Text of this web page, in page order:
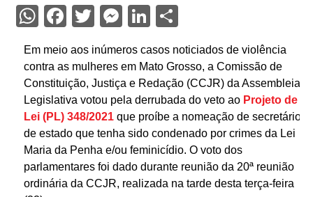
WhatsApp
Facebook
Twitter
Messenger
LinkedIn
Share
Em meio aos inúmeros casos noticiados de violência
contra as mulheres em Mato Grosso, a Comissão de
Constituição, Justiça e Redação (CCJR) da Assembleia
Legislativa votou pela derrubada do veto ao Projeto de
Lei (PL) 348/2021que proíbe a nomeação de secretário
de estado que tenha sido condenado por crimes da Lei
Maria da Penha e/ou feminicídio. O voto dos
parlamentares foi dado durante reunião da 20ª reunião
ordinária da CCJR, realizada na tarde desta terça-feira